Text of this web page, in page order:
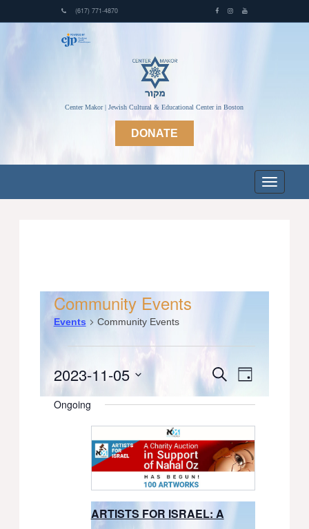
(617) 771-4870
Center Makor | Jewish Cultural & Educational Center in Boston
DONATE
Community Events
Events Community Events
Events
for
November
2023
Events
Search
and
Views
Navigation
SearchEvent
Views
Day
2023-11-05
Select
date.
Ongoing
ARTISTS FOR ISRAEL: A